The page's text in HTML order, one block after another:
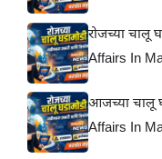
रोजच्या चालू
Affairs In
आजच्या चालू
Affairs In